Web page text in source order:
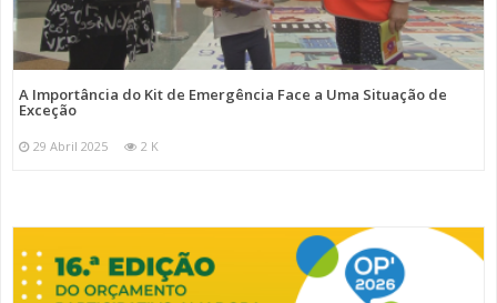
A Importância do Kit de Emergência Face a Uma Situação de
Exceção
29 Abril 2025 2 K